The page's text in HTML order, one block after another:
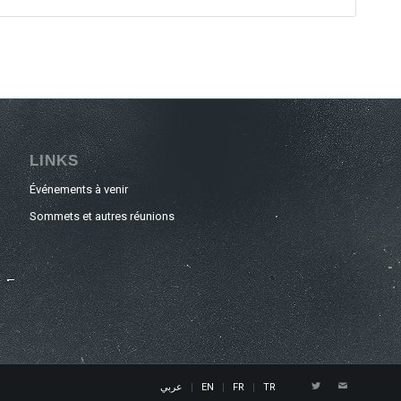
LINKS
Événements à venir
Sommets et autres réunions
عربي EN FR TR